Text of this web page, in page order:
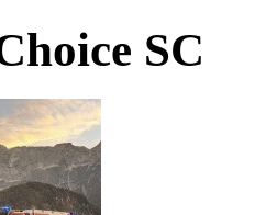
SC